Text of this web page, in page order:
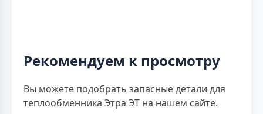
Рекомендуем к просмотру
Вы можете подобрать запасные детали для
теплообменника Этра ЭТ на нашем сайте.